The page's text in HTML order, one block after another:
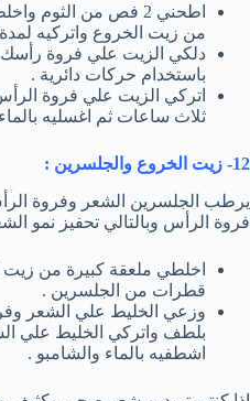
من زيت الخروع واتركيه لمدة
باستخدام حركات دائرية .
اتركي الزيت علي فروة
ثلاث ساعات ثم اغسليه
12- زيت الخروع والجلسرين :
يرطب الجلسرين الشعر وفروة
فروة الرأس وبالتالي تحفيز نمو
قطرات من الجلسرين .
وزعي الخليط علي الشعر
بلطف واتركي الخليط علي
اشطفيه بالماء والشامبو .